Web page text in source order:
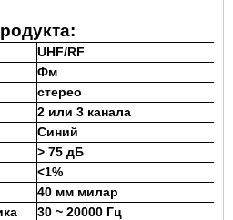
UHF/RF
Фм
стерео
2 или 3 канала
Синий
> 75 дБ
<1%
40 мм милар
30 ~ 20000 Гц